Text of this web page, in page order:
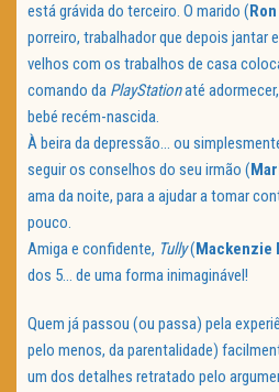
está grávida do terceiro. O marido (
porreiro, trabalhador que depois jantar
velhos com os trabalhos de casa
comando da PlayStationaté
bebé recém-nascida.
À beira da depressão… ou
seguir os conselhos do seu irmão (
ama da noite, para a ajudar a tomar
pouco.
Amiga e confidente, Tully(Mackenzie
dos 5… de uma forma inimaginável!
Quem já passou (ou passa) pela
pelo menos, da parentalidade)
um dos detalhes retratado pelo